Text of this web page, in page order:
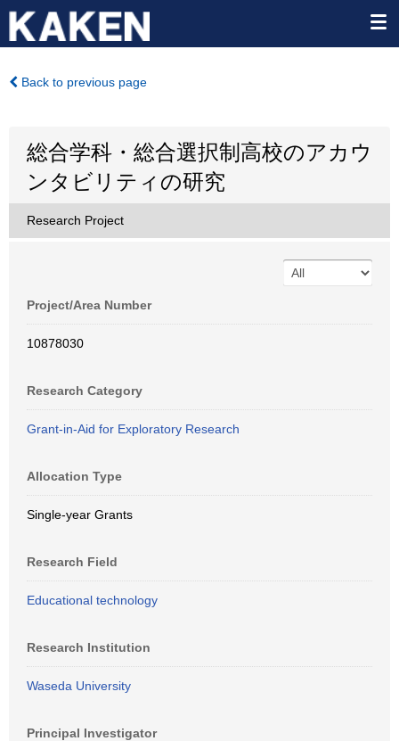
Back to previous page
総合学科・総合選択制高校のアカウ
ンタビリティの研究
Research Project
Project/Area Number
10878030
Research Category
Grant-in-Aid for Exploratory Research
Allocation Type
Single-year Grants
Research Field
Educational technology
Research Institution
Waseda University
Principal Investigator